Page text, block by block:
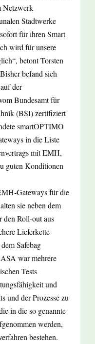
Netzwerk
Stadtwerke
für ihren Smart
wird für unsere
betont Torsten
befand sich
der
Bundesamt für
(BSI) zertifiziert
smartOPTIMO
in die Liste
mit EMH,
guten Konditionen
Gateways für die
sie neben dem
den Roll-out aus
Lieferkette
Safebag
war mehrere
Tests
und
und der Prozesse zu
in die so genannte
werden,
bestehen.